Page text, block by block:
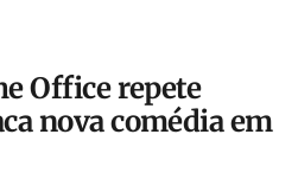
Office repete
nova comédia em